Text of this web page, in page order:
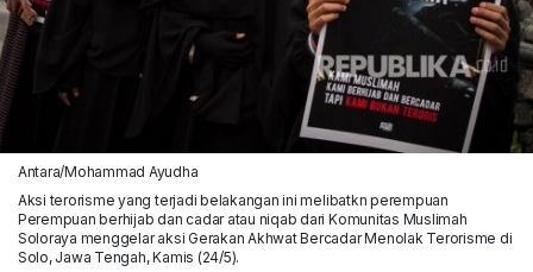
Antara/Mohammad Ayudha
Aksi terorisme yang terjadi belakangan ini melibatkn perempuan
Perempuan berhijab dan cadar atau niqab dari Komunitas Muslimah
Soloraya menggelar aksi Gerakan Akhwat Bercadar Menolak Terorisme di
Solo, Jawa Tengah, Kamis (24/5).